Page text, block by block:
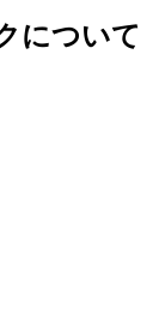
について